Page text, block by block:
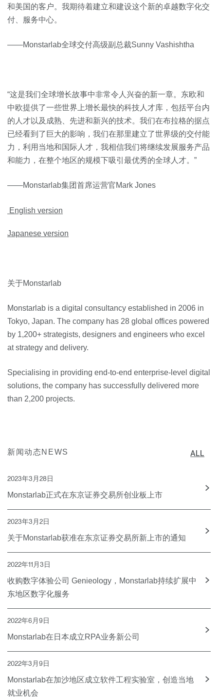
和美国的客户。我期待着建立和建设这个新的卓越数字化交
付、服务中心。
——Monstarlab全球交付高级副总裁Sunny Vashishtha
“这是我们全球增长故事中非常令人兴奋的新一章。东欧和
中欧提供了一些世界上增长最快的科技人才库，包括平台内
的人才以及成熟、先进和新兴的技术。我们在布拉格的据点
已经看到了巨大的影响，我们在那里建立了世界级的交付能
力，利用当地和国际人才，我相信我们将继续发展服务产品
和能力，在整个地区的规模下吸引最优秀的全球人才。”
——Monstarlab集团首席运营官Mark Jones
English version
Japanese version
关于Monstarlab
Monstarlab is a digital consultancy established in 2006 in
Tokyo, Japan. The company has 28 global offices powered
by 1,200+ strategists, designers and engineers who excel
at strategy and delivery.
Specialising in providing end-to-end enterprise-level digital
solutions, the company has successfully delivered more
than 2,200 projects.
新闻动态NEWS ALL
2023年3月28日
Monstarlab正式在东京证券交易所创业板上市
2023年3月2日
关于Monstarlab获准在东京证券交易所新上市的通知
2022年11月3日
收购数字体验公司 Genieology，Monstarlab持续扩展中
东地区数字化服务
2022年6月9日
Monstarlab在日本成立RPA业务新公司
2022年3月9日
Monstarlab在加沙地区成立软件工程实验室，创造当地
就业机会